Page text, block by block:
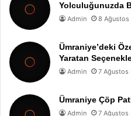
Yolculuğunuzda
Admin 8 Ağustos
Ümraniye’deki
Yaratan
Admin 7 Ağustos
Ümraniye Çöp
Admin 7 Ağustos